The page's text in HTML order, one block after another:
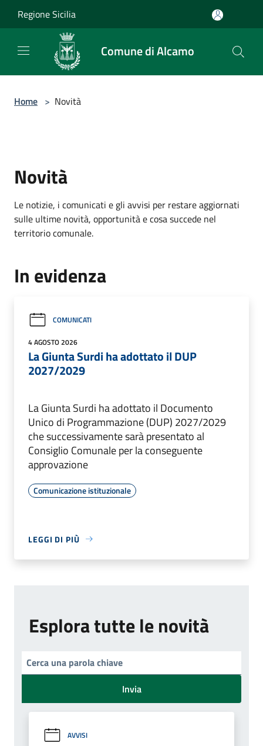
Regione Sicilia
Comune di Alcamo
Home > Novità
Novità
Le notizie, i comunicati e gli avvisi per restare aggiornati
sulle ultime novità, opportunità e cosa succede nel
territorio comunale.
In evidenza
COMUNICATI
4 AGOSTO 2026
La Giunta Surdi ha adottato il DUP
2027/2029
La Giunta Surdi ha adottato il Documento
Unico di Programmazione (DUP) 2027/2029
che successivamente sarà presentato al
Consiglio Comunale per la conseguente
approvazione
Comunicazione istituzionale
LEGGI DI PIÙ
Esplora tutte le novità
Invia
AVVISI